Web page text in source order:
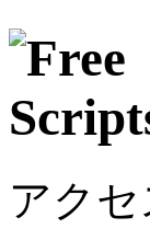
アク